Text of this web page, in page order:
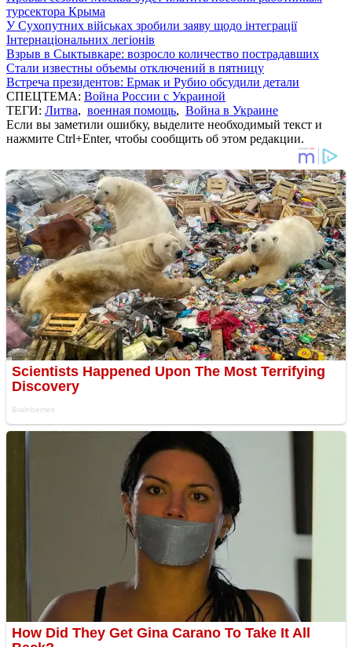
турсектора Крыма
У Сухопутних військах зробили заяву щодо інтеграції
Інтернаціональних легіонів
Взрыв в Сыктывкаре: возросло количество пострадавших
Стали известны объемы отключений в пятницу
Встреча президентов: Ермак и Рубио обсудили детали
СПЕЦТЕМА: Война России с Украиной
ТЕГИ: Литва, военная помощь, Война в Украине
Если вы заметили ошибку, выделите необходимый текст и
нажмите Ctrl+Enter, чтобы сообщить об этом редакции.